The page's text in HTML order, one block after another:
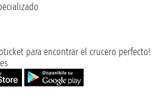
para encontrar el crucero perfecto!